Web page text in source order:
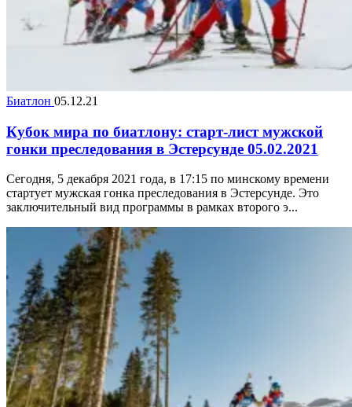
Биатлон 05.12.21
Кубок мира по биатлону: старт-лист мужской
гонки преследования в Эстерсунде 05.02.2021
Сегодня, 5 декабря 2021 года, в 17:15 по минскому времени
стартует мужская гонка преследования в Эстерсунде. Это
заключительный вид программы в рамках второго э...